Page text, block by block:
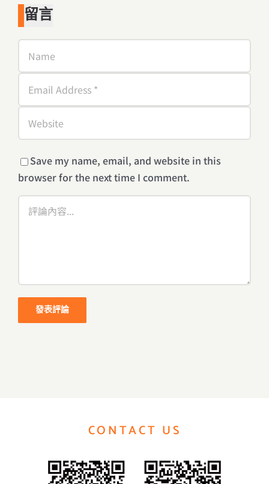
留言
Save my name, email, and website in this
browser for the next time I comment.
Comment
CONTACT US